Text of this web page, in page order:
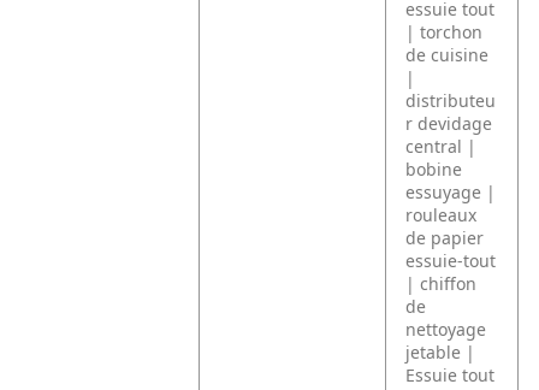
essuie tout
| torchon
de cuisine
|
distributeu
r devidage
central |
bobine
essuyage |
rouleaux
de papier
essuie-tout
| chiffon
de
nettoyage
jetable |
Essuie tout